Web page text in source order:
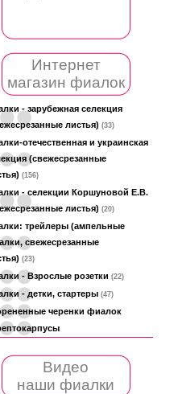
Интернет
магазин фиалок
- зарубежная селекция
листья) (33)
отечественная и украинская
(свежесрезанные
(156)
- селекции Коршуновой Е.В.
листья) (20)
трейлеры (ампельные
свежесрезанные
(23)
- Взрослые розетки (22)
- детки, стартеры (47)
черенки фиалок
Видео
наши фиалки